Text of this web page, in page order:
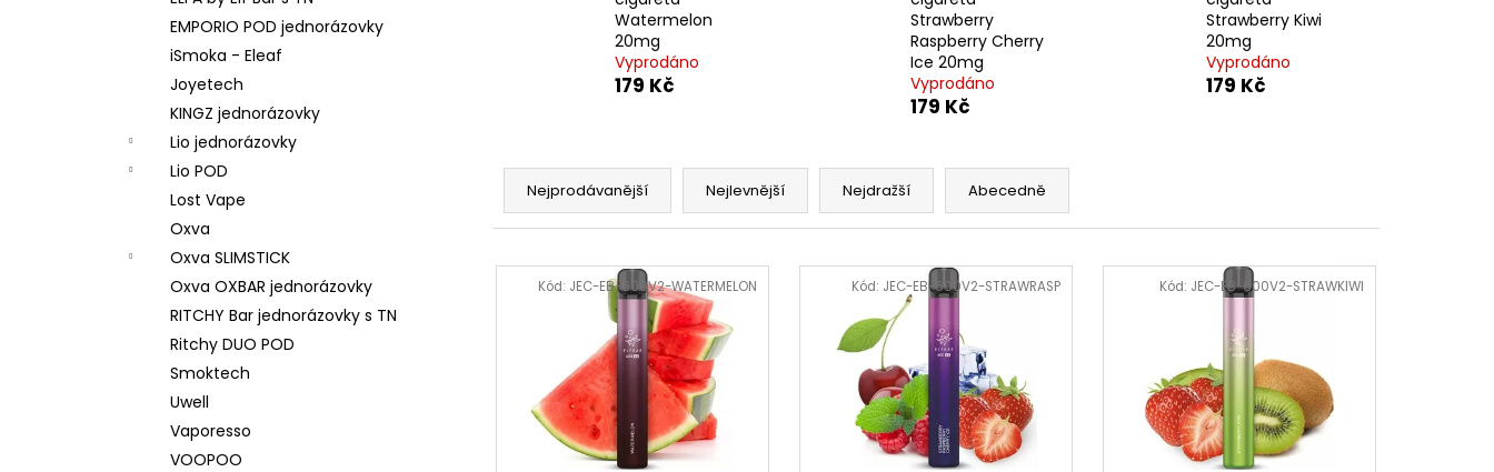
EMPORIO POD jednorázovky
iSmoka - Eleaf
Joyetech
KINGZ jednorázovky
Lio jednorázovky
Lio POD
Lost Vape
Oxva
Oxva SLIMSTICK
Oxva OXBAR jednorázovky
RITCHY Bar jednorázovky s TN
Ritchy DUO POD
Smoktech
Uwell
Vaporesso
VOOPOO
Watermelon
20mg
Vyprodáno
179 Kč
Strawberry
Raspberry Cherry
Ice 20mg
Vyprodáno
179 Kč
Strawberry Kiwi
20mg
Vyprodáno
179 Kč
Ř
z
Nejprodávanější Nejlevnější Nejdražší Abecedně
V
Kód: JEC-EB-600V2-WATERMELON Kód: JEC-EB-600V2-STRAWRASP Kód: JEC-EB-600V2-STRAWKIWI